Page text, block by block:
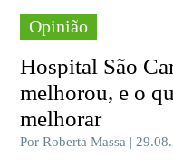
Opinião
Hospital São
melhorou, e o
melhorar
Por Roberta Massa |